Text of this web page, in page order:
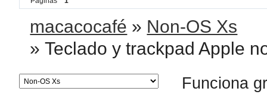
macacocafé » Non-OS Xs
»Teclado y trackpad Apple
Funciona